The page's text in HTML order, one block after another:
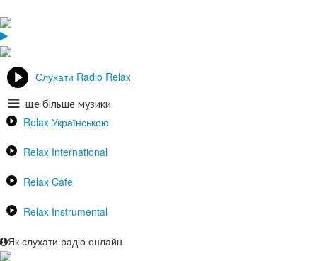
Слухати Radio Relax
ще більше музики
Relax Українською
Relax International
Relax Cafe
Relax Instrumental
Як слухати радіо онлайн